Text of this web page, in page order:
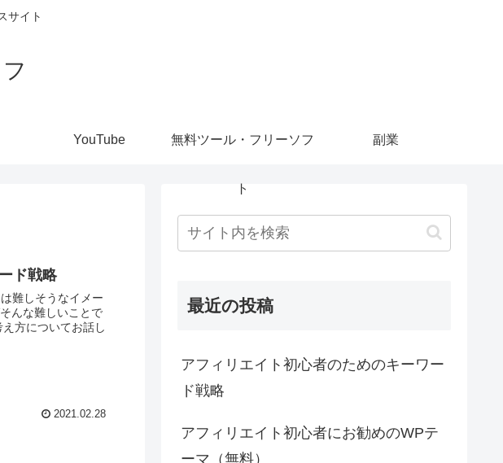
サイト
YouTube 無料ツール・フリーソフ
ト
副業
ド戦略
難しそうなイメー
んな難しいことで
方についてお話し
2021.02.28
最近の投稿
アフィリエイト初心者のためのキーワー
ド戦略
アフィリエイト初心者にお勧めのWPテ
ーマ（無料）